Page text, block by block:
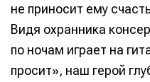
не приносит ему
Видя охранника
по ночам играет на
просит», наш герой